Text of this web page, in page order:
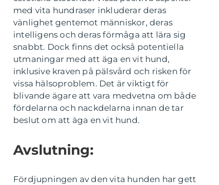
med vita hundraser inkluderar deras
vänlighet gentemot människor, deras
intelligens och deras förmåga att lära sig
snabbt. Dock finns det också potentiella
utmaningar med att äga en vit hund,
inklusive kraven på pälsvård och risken för
vissa hälsoproblem. Det är viktigt för
blivande ägare att vara medvetna om både
fördelarna och nackdelarna innan de tar
beslut om att äga en vit hund.
Avslutning:
Fördjupningen av den vita hunden har gett